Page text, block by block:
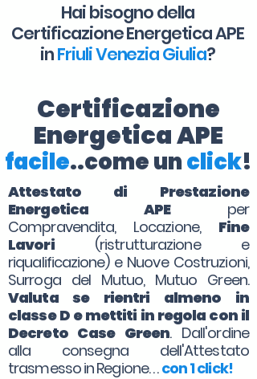
Hai bisogno della
Certificazione Energetica APE
inFriuli Venezia Giulia?
Certificazione
Energetica APE
facile..come unclick!
Attestato di Prestazione
Energetica APEper
Compravendita, Locazione, Fine
Lavori(ristrutturazione e
riqualificazione) e Nuove Costruzioni,
Surroga del Mutuo, Mutuo Green.
Valuta se rientri almeno in
classe D e mettiti in regola con il
Decreto Case Green. Dall'ordine
alla consegna dell'Attestato
trasmesso in Regione. . .con 1 click!